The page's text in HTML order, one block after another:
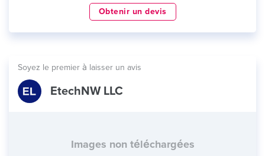
Obtenir un devis
Soyez le premier à laisser un avis
EtechNW LLC
Images non téléchargées